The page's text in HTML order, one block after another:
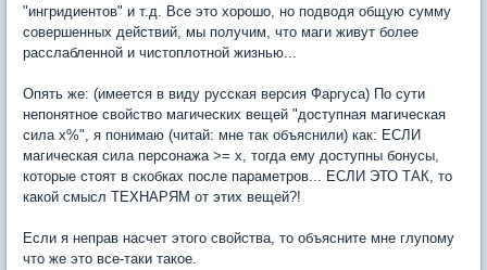
"ингридиентов" и т.д. Все это хорошо, но подводя общую сумму
совершенных действий, мы получим, что маги живут более
расслабленной и чистоплотной жизнью...
Опять же: (имеется в виду русская версия Фаргуса) По сути
непонятное свойство магических вещей "доступная магическая
сила х%", я понимаю (читай: мне так объяснили) как: ЕСЛИ
магическая сила персонажа >= х, тогда ему доступны бонусы,
которые стоят в скобках после параметров... ЕСЛИ ЭТО ТАК, то
какой смысл ТЕХНАРЯМ от этих вещей?!
Если я неправ насчет этого свойства, то объясните мне глупому
что же это все-таки такое.